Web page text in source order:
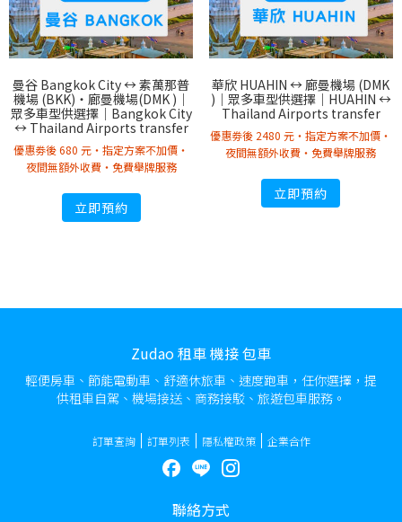
曼谷 Bangkok City ↔︎ 素萬那普
機場 (BKK)・廊曼機場(DMK )｜
眾多車型供選擇｜Bangkok City
↔︎ Thailand Airports transfer
優惠劵後 680 元・指定方案不加價・
夜間無額外收費・免費舉牌服務
立即預約
華欣 HUAHIN ↔︎ 廊曼機場 (DMK
)｜眾多車型供選擇｜HUAHIN ↔︎
Thailand Airports transfer
優惠劵後 2480 元・指定方案不加價・
夜間無額外收費・免費舉牌服務
立即預約
Zudao 租車 機接 包車
輕便房車、節能電動車、舒適休旅車、速度跑車，任你選擇，提
供租車自駕、機場接送、商務接駁、旅遊包車服務。
訂單查詢 訂單列表 隱私權政策 企業合作
聯絡方式